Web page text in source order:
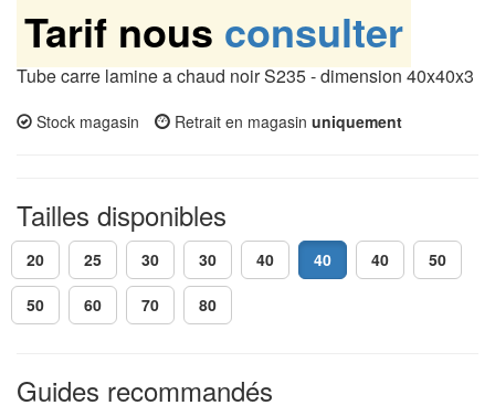
Tarif nous consulter
Tube carre lamine a chaud noir S235 - dimension 40x40x3
Stock magasin Retrait en magasin uniquement
Tailles disponibles
20 25 30 30 40 40 40 50
50 60 70 80
Guides recommandés